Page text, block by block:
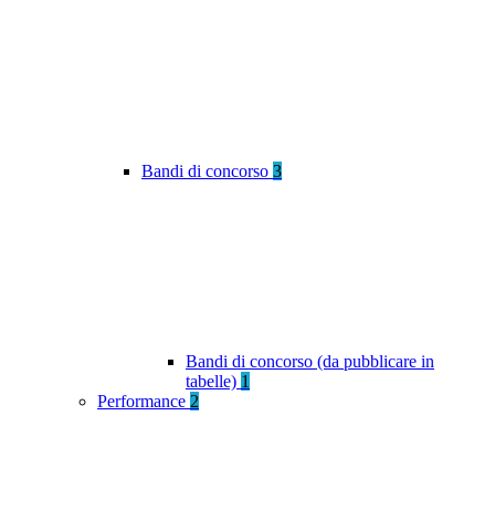
Bandi di concorso 3
Bandi di concorso (da pubblicare in
tabelle) 1
Performance 2